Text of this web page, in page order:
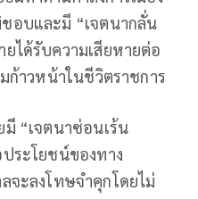
อบและมี “เจตนากลั่น
ได้รับความเสียหายต่อ
ก้าวหน้าในชีวิตราชการ
มี “เจตนาซ่อนเร้น
ประโยชน์ของทาง
จะลงโทษจำคุกโดยไม่